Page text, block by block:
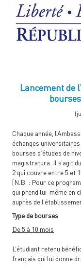
Lancement de
Chaque année,
échanges
bourses d’études de
magistratura. Il s’agit
2 qui couvre entre 5 et
[N.B. : Pour ce
qui prend lui-même en
auprès de
Type de bourses
De 5 à 10 mois
L’étudiant retenu
français qui lui donne